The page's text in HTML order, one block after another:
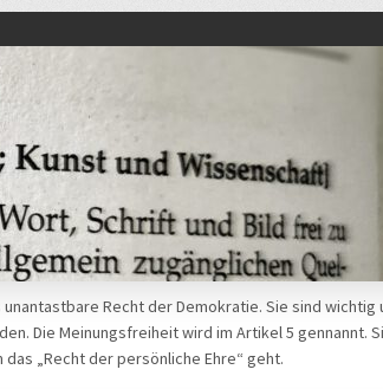
Recht der Demokratie. Sie sind wichtig
Die Meinungsfreiheit wird im Artikel 5 gennannt.
„Recht der persönliche Ehre“ geht.